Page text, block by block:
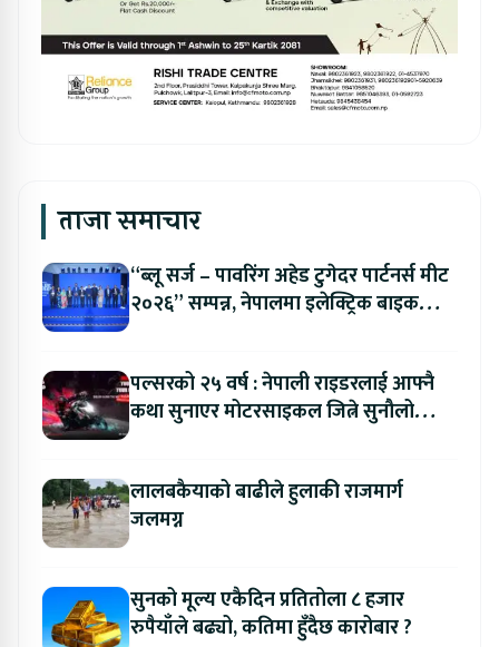
ताजा समाचार
“ब्लू सर्ज – पावरिंग अहेड टुगेदर पार्टनर्स मीट
२०२६” सम्पन्न, नेपालमा इलेक्ट्रिक बाइक
पल्सरको २५ वर्ष : नेपाली राइडरलाई आफ्नै
कथा सुनाएर मोटरसाइकल जित्ने सुनौलो
लालबकैयाको बाढीले हुलाकी राजमार्ग
जलमग्न
सुनको मूल्य एकैदिन प्रतितोला ८ हजार
रुपैयाँले बढ्यो, कतिमा हुँदैछ कारोबार ?